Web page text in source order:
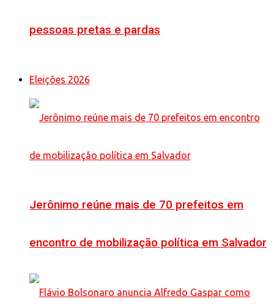
pessoas pretas e pardas
Eleições 2026
Jerônimo reúne mais de 70 prefeitos em
encontro de mobilização política em Salvador